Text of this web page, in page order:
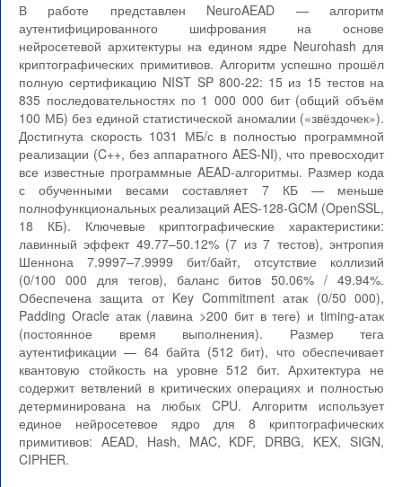
В работе представлен NeuroAEAD — алгоритм
аутентифицированного шифрования на основе
нейросетевой архитектуры на едином ядре Neurohash для
криптографических примитивов. Алгоритм успешно прошёл
полную сертификацию NIST SP 800-22: 15 из 15 тестов на
835 последовательностях по 1 000 000 бит (общий объём
100 МБ) без единой статистической аномалии («звёздочек»).
Достигнута скорость 1031 МБ/с в полностью программной
реализации (C++, без аппаратного AES-NI), что превосходит
все известные программные AEAD-алгоритмы. Размер кода
с обученными весами составляет 7 КБ — меньше
полнофункциональных реализаций AES-128-GCM (OpenSSL,
18 КБ). Ключевые криптографические характеристики:
лавинный эффект 49.77–50.12% (7 из 7 тестов), энтропия
Шеннона 7.9997–7.9999 бит/байт, отсутствие коллизий
(0/100 000 для тегов), баланс битов 50.06% / 49.94%.
Обеспечена защита от Key Commitment атак (0/50 000),
Padding Oracle атак (лавина >200 бит в теге) и timing-атак
(постоянное время выполнения). Размер тега
аутентификации — 64 байта (512 бит), что обеспечивает
квантовую стойкость на уровне 512 бит. Архитектура не
содержит ветвлений в критических операциях и полностью
детерминирована на любых CPU. Алгоритм использует
единое нейросетевое ядро для 8 криптографических
примитивов: AEAD, Hash, MAC, KDF, DRBG, KEX, SIGN,
CIPHER.